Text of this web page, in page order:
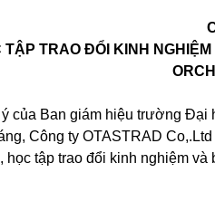
TẬP TRAO ĐỔI KINH
của Ban giám hiệu trường Đại
Công ty OTASTRAD
tập trao đổi kinh nghiệm và